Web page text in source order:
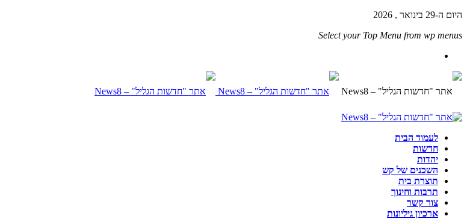
היום ה-29 בינואר , 2026
Select your Top Menu from wp menus
לעמוד הבית
חדשות
יהדות
השכנים של קש
תוצרת בית
תרבות וחינוך
צור קשר
ארכיון גיליונות